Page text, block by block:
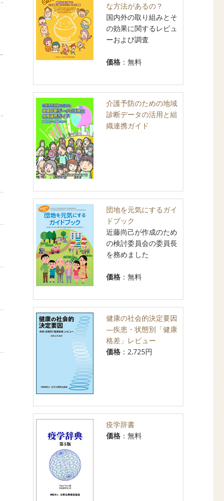
な方法があるの？
国内外の取り組みとそ
の効果に関するレビュ
ーおよび調査
価格：無料
介護予防のための地域
診断データの活用と組
織連携ガイド
団地を元気にするガイ
ドブック
近藤尚己が作成のため
の検討委員会の委員長
を務めました
価格：無料
健康の社会的決定要因
―疾患・状態別「健康
格差」レビュー
価格：2,725円
疫学辞書
価格：無料